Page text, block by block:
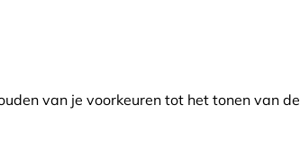
van je voorkeuren tot het tonen van de